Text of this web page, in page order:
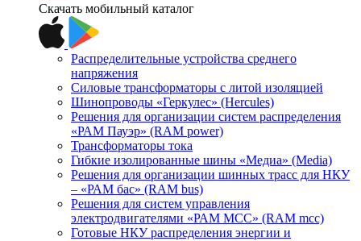
Скачать мобильный каталог
Распределительные устройства среднего
напряжения
Силовые трансформаторы с литой изоляцией
Шинопроводы «Геркулес» (Hercules)
Решения для организации систем распределения
«РАМ Пауэр» (RAM power)
Трансформаторы тока
Гибкие изолированные шины «Медиа» (Media)
Решения для организации шинных трасс для НКУ
– «РАМ бас» (RAM bus)
Решения для систем управления
электродвигателями «РАМ МСС» (RAM mcc)
Готовые НКУ распределения энергии и